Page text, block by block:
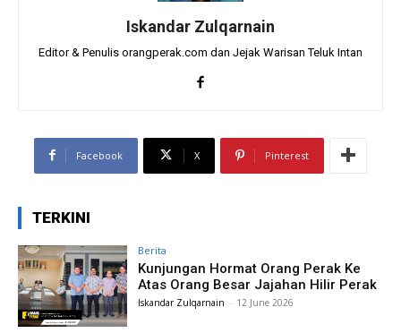
Iskandar Zulqarnain
Editor & Penulis orangperak.com dan Jejak Warisan Teluk Intan
Facebook X Pinterest
TERKINI
Berita
Kunjungan Hormat Orang Perak Ke
Atas Orang Besar Jajahan Hilir Perak
Iskandar Zulqarnain - 12 June 2026